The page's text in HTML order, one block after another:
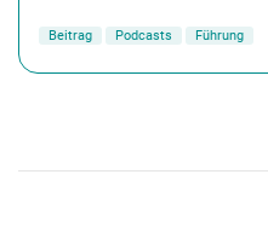
Beitrag Podcasts Führung